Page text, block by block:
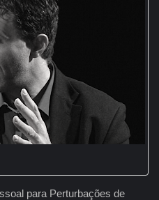
para Perturbações de